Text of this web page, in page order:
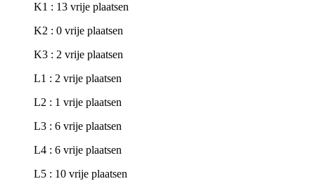
K1 : 13 vrije plaatsen
K2 : 0 vrije plaatsen
K3 : 2 vrije plaatsen
L1 : 2 vrije plaatsen
L2 : 1 vrije plaatsen
L3 : 6 vrije plaatsen
L4 : 6 vrije plaatsen
L5 : 10 vrije plaatsen